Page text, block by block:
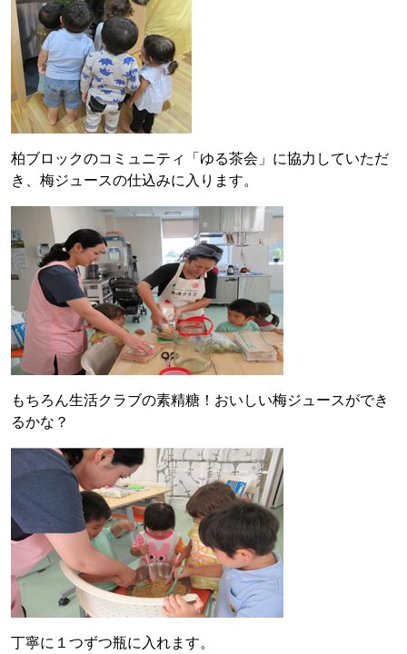
柏ブロックのコミュニティ「ゆる茶会」に協力していただ
き、梅ジュースの仕込みに入ります。
もちろん生活クラブの素精糖！おいしい梅ジュースができ
るかな？
丁寧に１つずつ瓶に入れます。